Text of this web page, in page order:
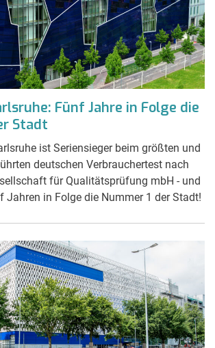
Fünf Jahre in Folge die
Stadt
ist Seriensieger beim größten und
deutschen Verbrauchertest nach
für Qualitätsprüfung mbH - und
in Folge die Nummer 1 der Stadt!